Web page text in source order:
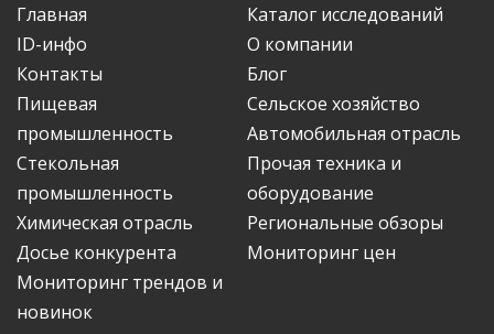
Главная
Каталог исследований
ID-инфо
О компании
Контакты
Блог
Пищевая
промышленность
Сельское хозяйство
Автомобильная отрасль
Стекольная
промышленность
Прочая техника и
оборудование
Химическая отрасль
Региональные обзоры
Досье конкурента
Мониторинг цен
Мониторинг трендов и
новинок